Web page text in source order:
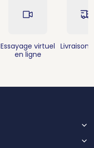
Essayage virtuel
en ligne
Livraison